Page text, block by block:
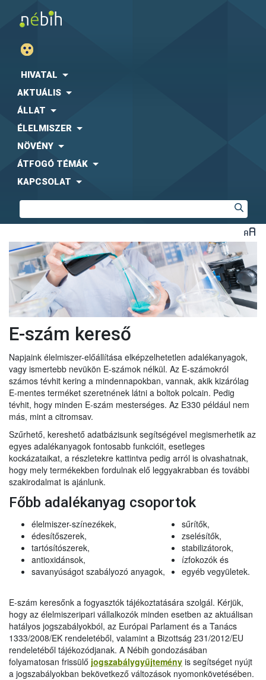
HIVATAL
AKTUÁLIS
ÁLLAT
ÉLELMISZER
NÖVÉNY
ÁTFOGÓ TÉMÁK
KAPCSOLAT
E-szám kereső
Napjaink élelmiszer-előállítása elképzelhetetlen adalékanyagok,
vagy ismertebb nevükön E-számok nélkül. Az E-számokról
számos tévhit kering a mindennapokban, vannak, akik kizárólag
E-mentes terméket szeretnének látni a boltok polcain. Pedig
tévhit, hogy minden E-szám mesterséges. Az E330 például nem
más, mint a citromsav.
Szűrhető, kereshető adatbázisunk segítségével megismerhetik az
egyes adalékanyagok fontosabb funkcióit, esetleges
kockázataikat, a részletekre kattintva pedig arról is olvashatnak,
hogy mely termékekben fordulnak elő leggyakrabban és további
szakirodalmat is ajánlunk.
Főbb adalékanyag csoportok
élelmiszer-színezékek,
édesítőszerek,
tartósítószerek,
antioxidánsok,
savanyúságot szabályozó anyagok,
sűrítők,
zselésítők,
stabilizátorok,
ízfokozók és
egyéb vegyületek.
E-szám keresőnk a fogyasztók tájékoztatására szolgál. Kérjük,
hogy az élelmiszeripari vállalkozók minden esetben az aktuálisan
hatályos jogszabályokból, az Európai Parlament és a Tanács
1333/2008/EK rendeletéből, valamint a Bizottság 231/2012/EU
rendeletéből tájékozódjanak. A Nébih gondozásában
folyamatosan frissülő jogszabálygyűjtemény is segítséget nyújt
a jogszabályokban bekövetkező változások nyomonkövetésében.